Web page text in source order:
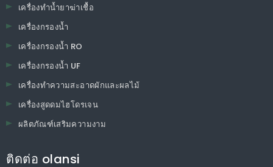
เครื่องฟอกอากาศไอออนลบ
เครื่องฟอกอากาศขนาดเล็ก
เครื่องฟอกอากาศ TVOC
เครื่องฟอกอากาศ HEPA
เครื่องฟอกอากาศในบ้าน
เครื่องฟอกอากาศ UVC
เครื่องทำน้ำไฮโดรเจน
เครื่องทำน้ำไฮโดรเจน